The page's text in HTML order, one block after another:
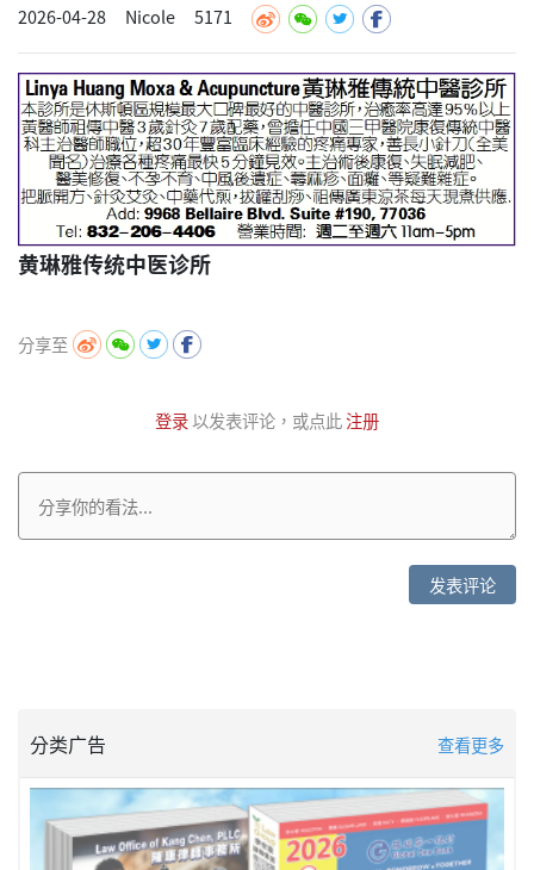
2026-04-28 Nicole 5171
黄琳雅传统中医诊所
分享至
登录以发表评论，或点此注册
发表评论
分类广告 查看更多